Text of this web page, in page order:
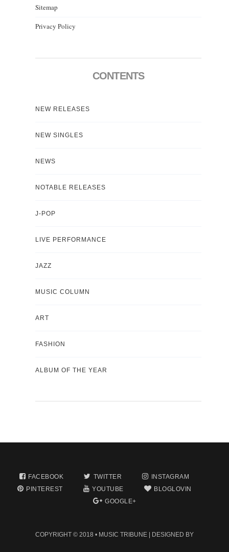
Sitemap
Privacy Policy
CONTENTS
NEW RELEASES
NEW SINGLES
NEWS
NOTABLE RELEASES
J-POP
LIVE PERFORMANCE
JAZZ
MUSIC COLUMN
ART
FASHION
ALBUM OF THE YEAR
FACEBOOK TWITTER
INSTAGRAM
PINTEREST
YOUTUBE
BLOGLOVIN
GOOGLE+
COPYRIGHT © 2018 • MUSIC TRIBUNE | DESIGNED BY